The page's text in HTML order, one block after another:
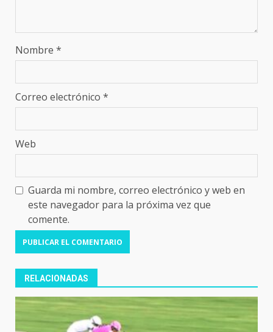
Nombre *
Correo electrónico *
Web
Guarda mi nombre, correo electrónico y web en
este navegador para la próxima vez que
comente.
RELACIONADAS